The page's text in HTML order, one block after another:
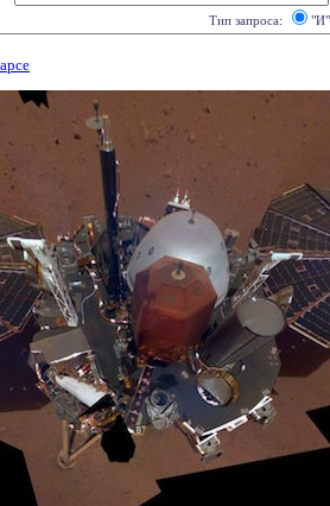
Тип запроса: "И"